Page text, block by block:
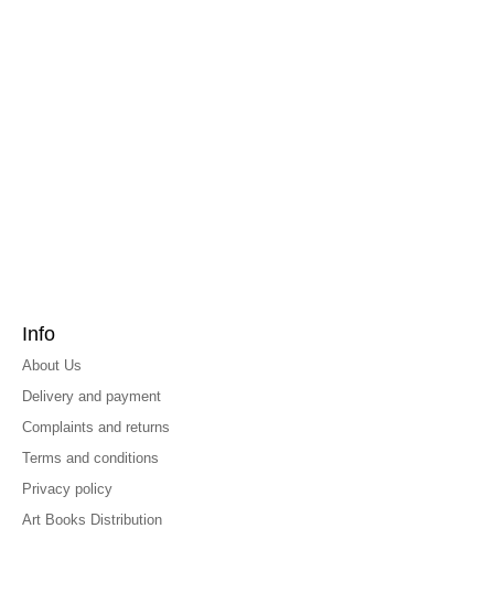
Info
About Us
Delivery and payment
Complaints and returns
Terms and conditions
Privacy policy
Art Books Distribution